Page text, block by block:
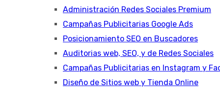
Administración Redes Sociales Premium
Campañas Publicitarias Google Ads
Posicionamiento SEO en Buscadores
Auditorias web, SEO, y de Redes Sociales
Campañas Publicitarias en Instagram y
Diseño de Sitios web y Tienda Online